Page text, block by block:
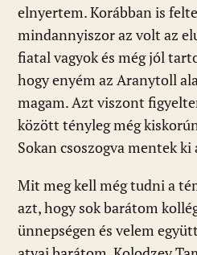
elnyertem. Korábban is
mindannyiszor az volt az
fiatal vagyok és még jól
hogy enyém az Aranytoll
magam. Azt viszont
között tényleg még
Sokan csoszogva mentek ki
Mit meg kell még tudni a
azt, hogy sok barátom
ünnepségen és velem